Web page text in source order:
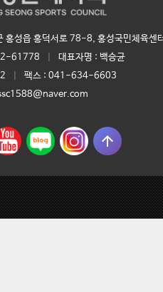
홍성읍 홍덕서로 78-8, 홍성국민체육센
61778 대표자명 : 백승균
팩스 : 041-634-6603
arrow_upward